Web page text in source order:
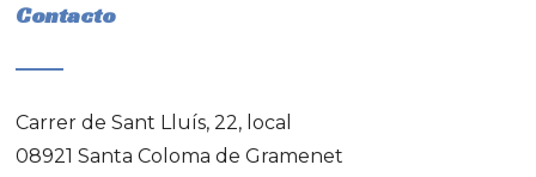
Contacto
Carrer de Sant Lluís, 22, local
08921 Santa Coloma de Gramenet